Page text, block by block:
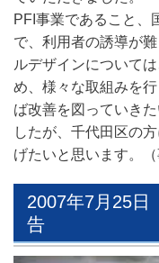
PFI事業であること、
で、利用者の誘導が
ルデザインについて
め、様々な取組みを
ば改善を図っていき
したが、千代田区の
げたいと思います。（
2007年7月25
告